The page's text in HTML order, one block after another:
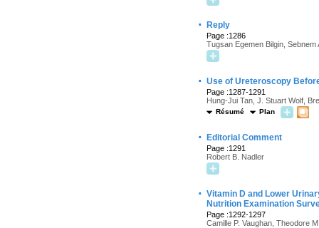
· Reply
Page :1286
Tugsan Egemen Bilgin,
· Use of Ureteroscopy
Page :1287-1291
Hung-Jui Tan, J. Stuart Wolf,
Résumé Plan
· Editorial Comment
Page :1291
Robert B. Nadler
· Vitamin D and Lower
Nutrition Examination
Page :1292-1297
Camille P. Vaughan, Theodore